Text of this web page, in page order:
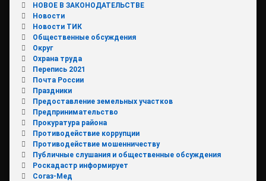
НОВОЕ В ЗАКОНОДАТЕЛЬСТВЕ
Новости
Новости ТИК
Общественные обсуждения
Округ
Охрана труда
Перепись 2021
Почта России
Праздники
Предоставление земельных участков
Предпринимательство
Прокуратура района
Противодействие коррупции
Противодействие мошенничеству
Публичные слушания и общественные обсуждения
Роскадастр информирует
Согаз-Мед